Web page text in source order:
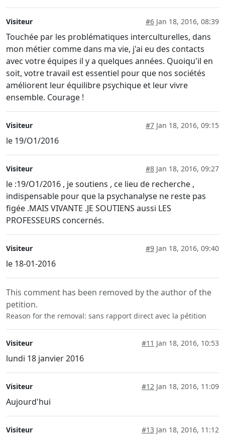
Visiteur #6 Jan 18, 2016, 08:39
Touchée par les problématiques interculturelles, dans
mon métier comme dans ma vie, j'ai eu des contacts
avec votre équipes il y a quelques années. Quoiqu'il en
soit, votre travail est essentiel pour que nos sociétés
améliorent leur équilibre psychique et leur vivre
ensemble. Courage !
Visiteur #7 Jan 18, 2016, 09:15
le 19/O1/2016
Visiteur #8 Jan 18, 2016, 09:27
le :19/O1/2016 , je soutiens , ce lieu de recherche ,
indispensable pour que la psychanalyse ne reste pas
figée .MAIS VIVANTE .JE SOUTIENS aussi LES
PROFESSEURS concernés.
Visiteur #9 Jan 18, 2016, 09:40
le 18-01-2016
This comment has been removed by the author of the
petition.
Reason for the removal: sans rapport direct avec la pétition
Visiteur #11 Jan 18, 2016, 10:53
lundi 18 janvier 2016
Visiteur #12 Jan 18, 2016, 11:09
Aujourd'hui
Visiteur #13 Jan 18, 2016, 11:12